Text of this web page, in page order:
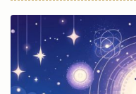
nhờ vào sự quyết tâm
dưới đây sẽ đưa bạn
hồn 22, cũng như
những người sở hữu